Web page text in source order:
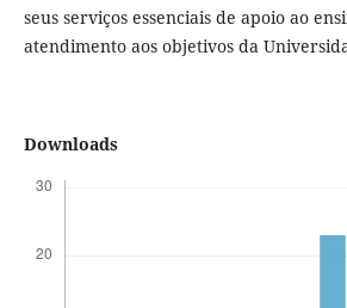
seus serviços essenciais de apoio ao
atendimento aos objetivos da
Downloads